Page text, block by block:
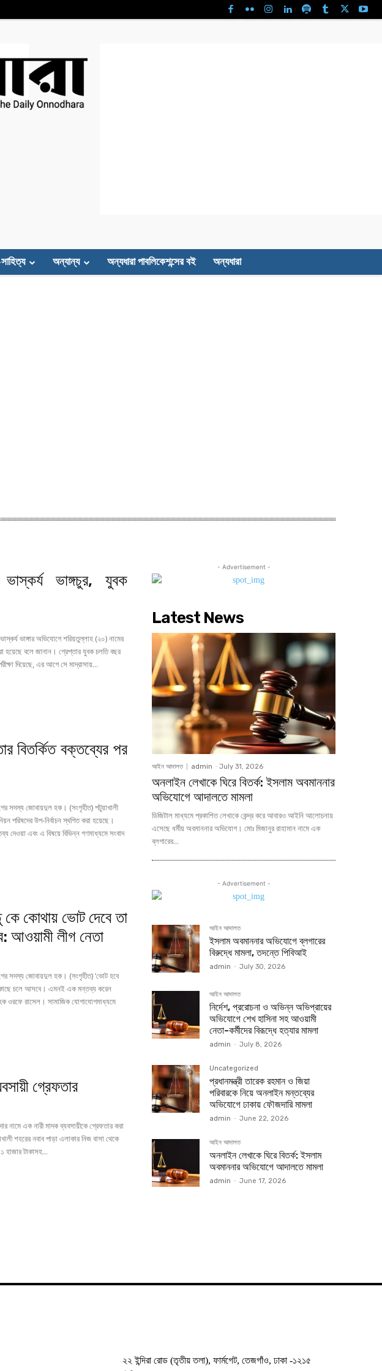
সাহিত্য অন্যান্য অন্যধারা পাবলিকেশন্সের বই অন্যধারা
ভাঙ্গচুর, যুবক
ভাঙ্গার অভিযোগে শরিয়তুল্লাহ (২০) নামের
হয়েছে বলে জানান। গ্রেপ্তার যুবক চলতি বছর
দিয়েছে, এর আগে সে মাদ্রাসায়...
বিতর্কিত বক্তব্যের পর
পরিষদের উপ-নির্বাচন স্থগিত করা হয়েছে।
দেওয়া এবং এ বিষয়ে বিভিন্ন গণমাধ্যমে সংবাদ
কোথায় ভোট দেবে তা
আওয়ামী লীগ নেতা
চলে আসবে। এমনই এক মন্তব্য করেন
ওরফে রাসেল। সামাজিক যোগাযোগমাধ্যমে
গ্রেফতার
শহরের নবাব পাড়া এলাকার নিজ বাসা থেকে
হাজার টাকাসহ...
- Advertisement -
Latest News
আইন আদালত admin - July 31, 2026
অনলাইন লেখাকে ঘিরে বিতর্ক: ইসলাম অবমাননার
অভিযোগে আদালতে মামলা
ডিজিটাল মাধ্যমে প্রকাশিত লেখাকে কেন্দ্র করে আবারও আইনি আলোচনায়
এসেছে ধর্মীয় অবমাননার অভিযোগ। মোঃ মিজানুর রাহামান নামে এক
ব্লগারের...
- Advertisement -
আইন আদালত
ইসলাম অবমাননার অভিযোগে ব্লগারের
বিরুদ্ধে মামলা, তদন্তে পিবিআই
admin - July 30, 2026
আইন আদালত
নির্দেশ, প্ররোচনা ও অভিন্ন অভিপ্রায়ের
অভিযোগে শেখ হাসিনা সহ আওয়ামী
নেতা-কর্মীদের বিরূদ্ধে হত্যার মামলা
admin - July 8, 2026
Uncategorized
প্রধানমন্ত্রী তারেক রহমান ও জিয়া
পরিবারকে নিয়ে অনলাইন মন্তব্যের
অভিযোগে ঢাকায় ফৌজদারি মামলা
admin - June 22, 2026
আইন আদালত
অনলাইন লেখাকে ঘিরে বিতর্ক: ইসলাম
অবমাননার অভিযোগে আদালতে মামলা
admin - June 17, 2026
২২ ইন্দিরা রোড (তৃতীয় তলা), ফার্মগেট, তেজগাঁও, ঢাকা -১২১৫